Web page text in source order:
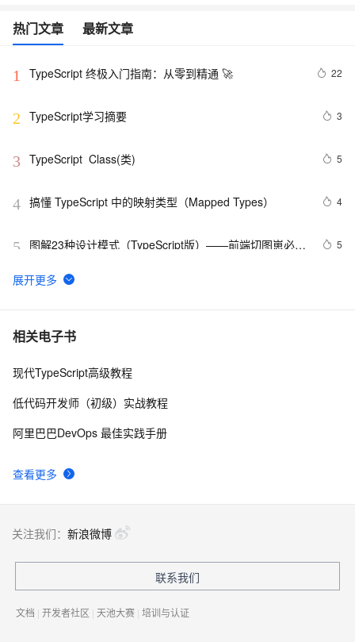
热门文章 最新文章
1 TypeScript 终极入门指南：从零到精通 🚀 22
2 TypeScript学习摘要 3
3 TypeScript  Class(类) 5
4 搞懂 TypeScript 中的映射类型（Mapped Types） 4
5
图解23种设计模式（TypeScript版）——前端切图崽必修
5
6
使用React、TypeScript和Ant Design构建现代化前端应
7 在Vue3.0+ts中如何使用h函数
8 TypeScript Generics(泛型)
相关电子书
查看更多
现代TypeScript高级教程
低代码开发师（初级）实战教程
阿里巴巴DevOps 最佳实践手册
关注我们： 新浪微博
联系我们
文档 | 开发者社区 | 天池大赛 | 培训与认证